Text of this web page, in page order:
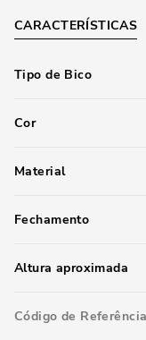
CARACTERÍSTICAS
Tipo de Bico
Cor
Material
Fechamento
Altura aproximada
Código de